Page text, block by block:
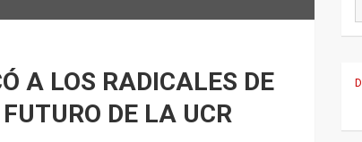
A LOS RADICALES DE
DE LA UCR